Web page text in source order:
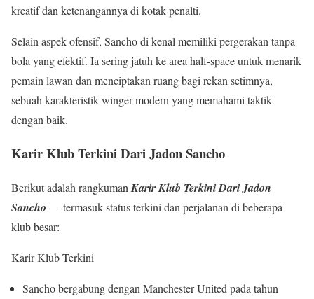
kreatif dan ketenangannya di kotak penalti.
Selain aspek ofensif, Sancho di kenal memiliki pergerakan tanpa
bola yang efektif. Ia sering jatuh ke area half-space untuk menarik
pemain lawan dan menciptakan ruang bagi rekan setimnya,
sebuah karakteristik winger modern yang memahami taktik
dengan baik.
Karir Klub Terkini Dari Jadon Sancho
Berikut adalah rangkuman Karir Klub Terkini Dari Jadon
Sancho — termasuk status terkini dan perjalanan di beberapa
klub besar:
Karir Klub Terkini
Sancho bergabung dengan Manchester United pada tahun